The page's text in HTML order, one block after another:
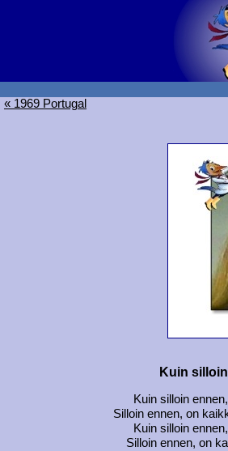
« 1969 Portugal
Kuin
Kuin silloin
Silloin ennen, on
Kuin silloin
Silloin ennen, on